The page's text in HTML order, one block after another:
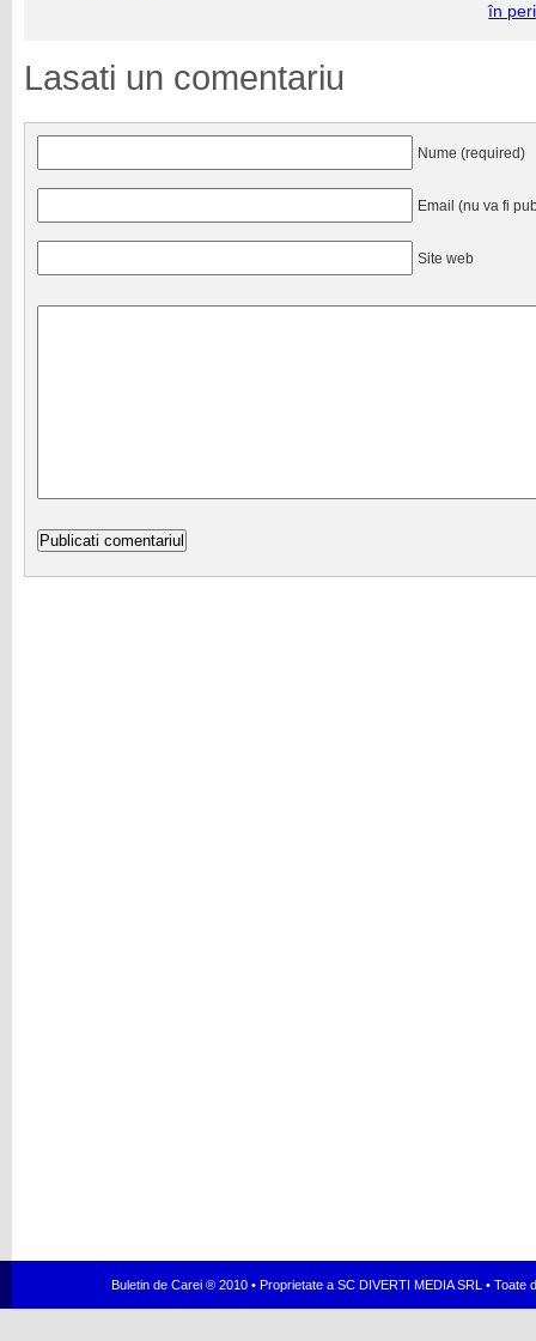
în
Lasati un comentariu
Nume (required)
Email (nu va fi
Site web
Buletin de Carei ® 2010 • Proprietate a SC DIVERTI MEDIA SRL •